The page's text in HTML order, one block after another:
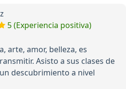
5 (Experiencia positiva)
arte, amor, belleza, es
Asisto a sus clases de
descubrimiento a nivel